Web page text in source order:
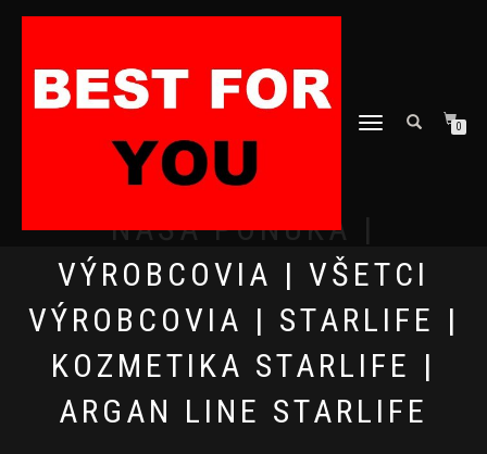
TOGGLE
0
NAŠA PONUKA |
VÝROBCOVIA | VŠETCI
VÝROBCOVIA | STARLIFE |
KOZMETIKA STARLIFE |
ARGAN LINE STARLIFE